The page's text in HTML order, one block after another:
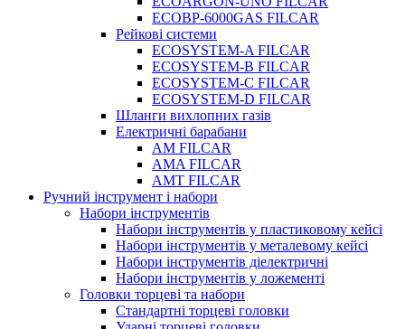
ECOBP-6000GAS FILCAR
Рейкові системи
ECOSYSTEM-A FILCAR
ECOSYSTEM-B FILCAR
ECOSYSTEM-C FILCAR
ECOSYSTEM-D FILCAR
Шланги вихлопних газів
Електричні барабани
AM FILCAR
AMA FILCAR
AMT FILCAR
Ручний інструмент і набори
Набори інструментів
Набори інструментів у пластиковому кейсі
Набори інструментів у металевому кейсі
Набори інструментів діелектричні
Набори інструментів у ложементі
Головки торцеві та набори
Стандартні торцеві головки